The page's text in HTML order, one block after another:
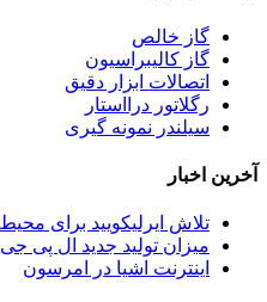
گاز خالص
گاز کالیبراسیون
اتصالات ابزار دقیق
رگلاتور درااستار
سیلندر نمونه گیری
آخرین اخبار
تلاش ایرلیکویید برای
میزان تولید جدید ال پی جی
اینترنت اشیا در امرسون